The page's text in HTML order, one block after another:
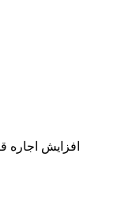
افزایش اجاره